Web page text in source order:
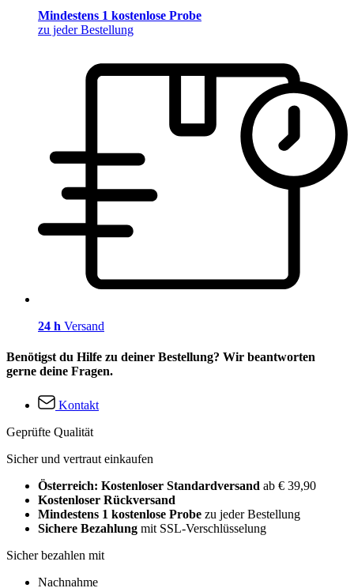
Mindestens 1 kostenlose Probe
zu jeder Bestellung
24 h Versand
Benötigst du Hilfe zu deiner Bestellung? Wir beantworten
gerne deine Fragen.
Kontakt
Geprüfte Qualität
Sicher und vertraut einkaufen
Österreich: Kostenloser Standardversand ab € 39,90
Kostenloser Rückversand
Mindestens 1 kostenlose Probe zu jeder Bestellung
Sichere Bezahlung mit SSL-Verschlüsselung
Sicher bezahlen mit
Nachnahme